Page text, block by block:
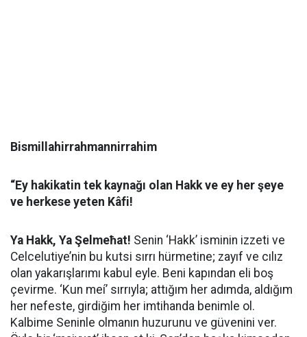
Bismillahirrahmannirrahim
​“Ey hakikatin tek kaynağı olan Hakk ve ey her şeye
ve herkese yeten Kâfi!
Ya Hakk, Ya Şelmeħat! Senin ‘Hakk’ isminin izzeti ve
Celcelutiye’nin bu kutsi sırrı hürmetine; zayıf ve cılız
olan yakarışlarımı kabul eyle. Beni kapından eli boş
çevirme. ‘Kun meí’ sırrıyla; attığım her adımda, aldığım
her nefeste, girdiğim her imtihanda benimle ol.
Kalbime Seninle olmanın huzurunu ve güvenini ver.